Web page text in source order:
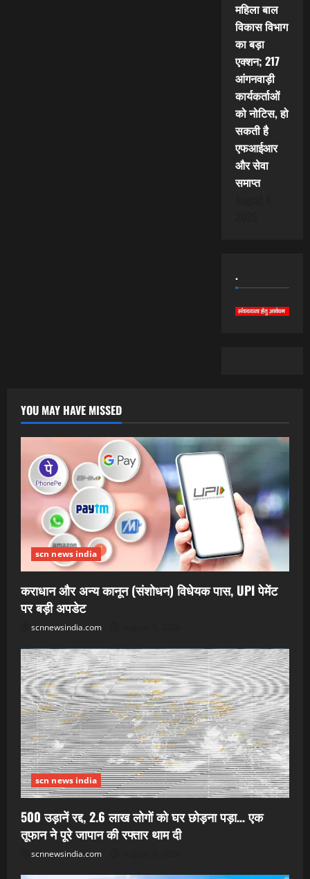
महिला बाल
विकास विभाग
का बड़ा
एक्शन; 217
आंगनवाड़ी
कार्यकर्ताओं
को नोटिस, हो
सकती है
एफआईआर
और सेवा
समाप्त
.
YOU MAY HAVE MISSED
scn news india
कराधान और अन्य कानून (संशोधन) विधेयक पास, UPI पेमेंट
पर बड़ी अपडेट
scnnewsindia.com
scn news india
500 उड़ानें रद्द, 2.6 लाख लोगों को घर छोड़ना पड़ा… एक
तूफान ने पूरे जापान की रफ्तार थाम दी
scnnewsindia.com